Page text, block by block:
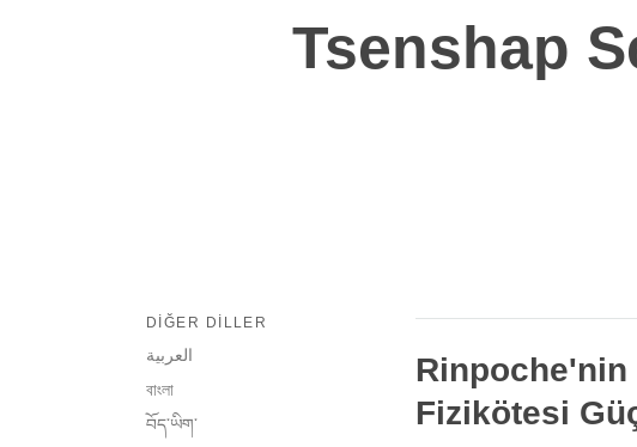
Tsenshap
DIĞER DILLER
العربية
বাংলা
བོད་ཡིག་
Rinpoche'nin
Fizikötesi